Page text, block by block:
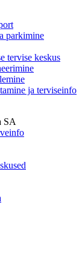
parkimine
tervise keskus
ja terviseinfo
SA